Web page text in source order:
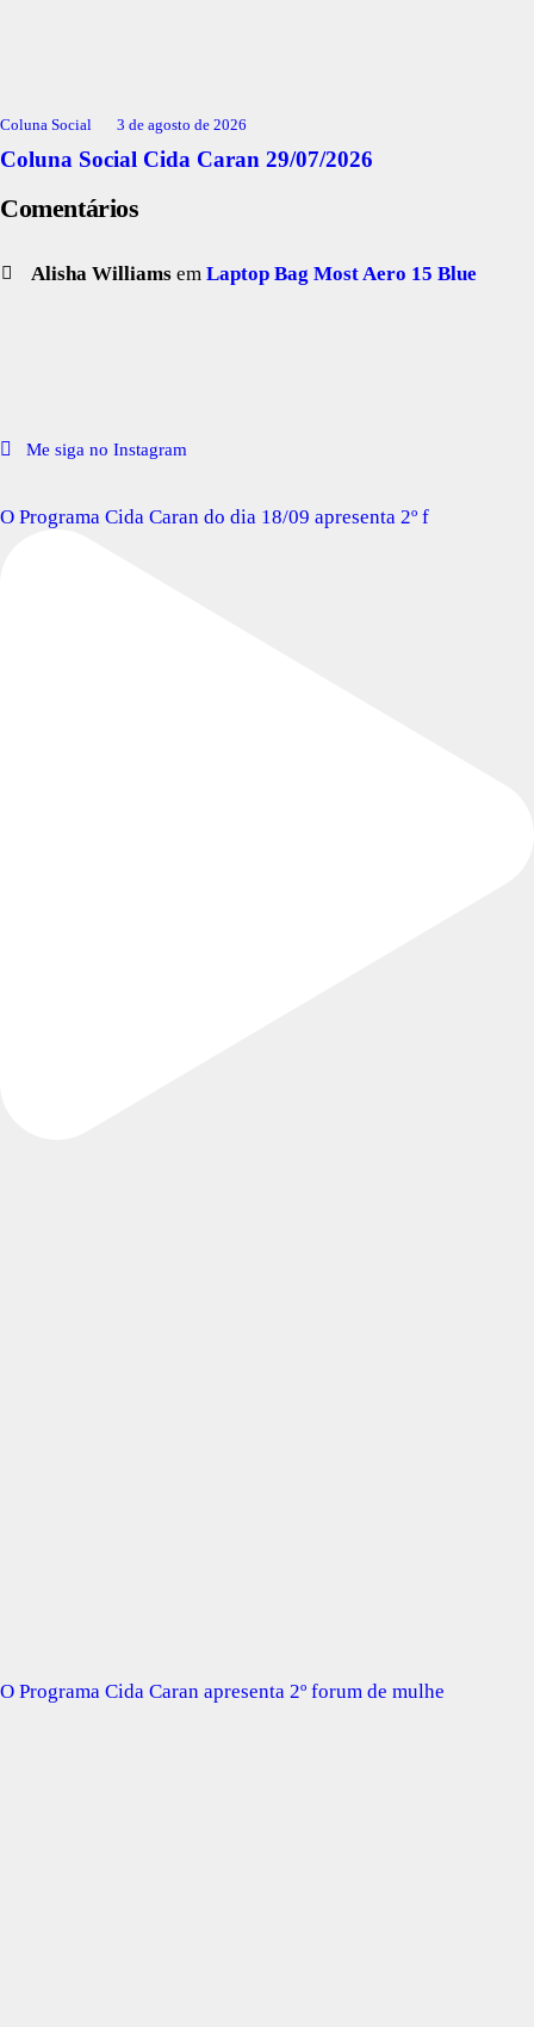
Coluna Social 3 de agosto de 2026
Coluna Social Cida Caran 29/07/2026
Comentários
Alisha Williams emLaptop Bag Most Aero 15 Blue
Me siga no Instagram
O Programa Cida Caran do dia 18/09 apresenta 2º f
O Programa Cida Caran apresenta 2º forum de mulhe